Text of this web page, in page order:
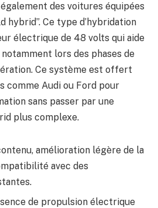
des voitures équipées
hybrid”. Ce type d’hybridation
électrique de 48 volts qui aide
lors des phases de
Ce système est offert
comme Audi ou Ford pour
sans passer par une
plus complexe.
amélioration légère de la
avec des
de propulsion électrique